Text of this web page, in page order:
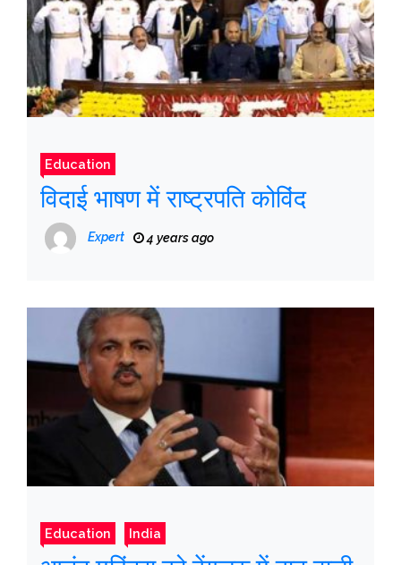
Education
विदाई भाषण में राष्ट्रपति कोविंद
Expert 4 years ago
Education India